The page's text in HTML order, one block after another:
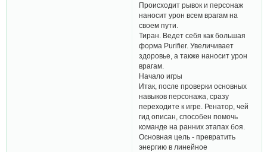
Происходит рывок и персонаж
наносит урон всем врагам на
своем пути.
Тиран. Ведет себя как большая
форма Purifier. Увеличивает
здоровье, а также наносит урон
врагам.
Начало игры
Итак, после проверки основных
навыков персонажа, сразу
переходите к игре. Ренатор, чей
гид описан, способен помочь
команде на ранних этапах боя.
Основная цель - превратить
энергию в линейное